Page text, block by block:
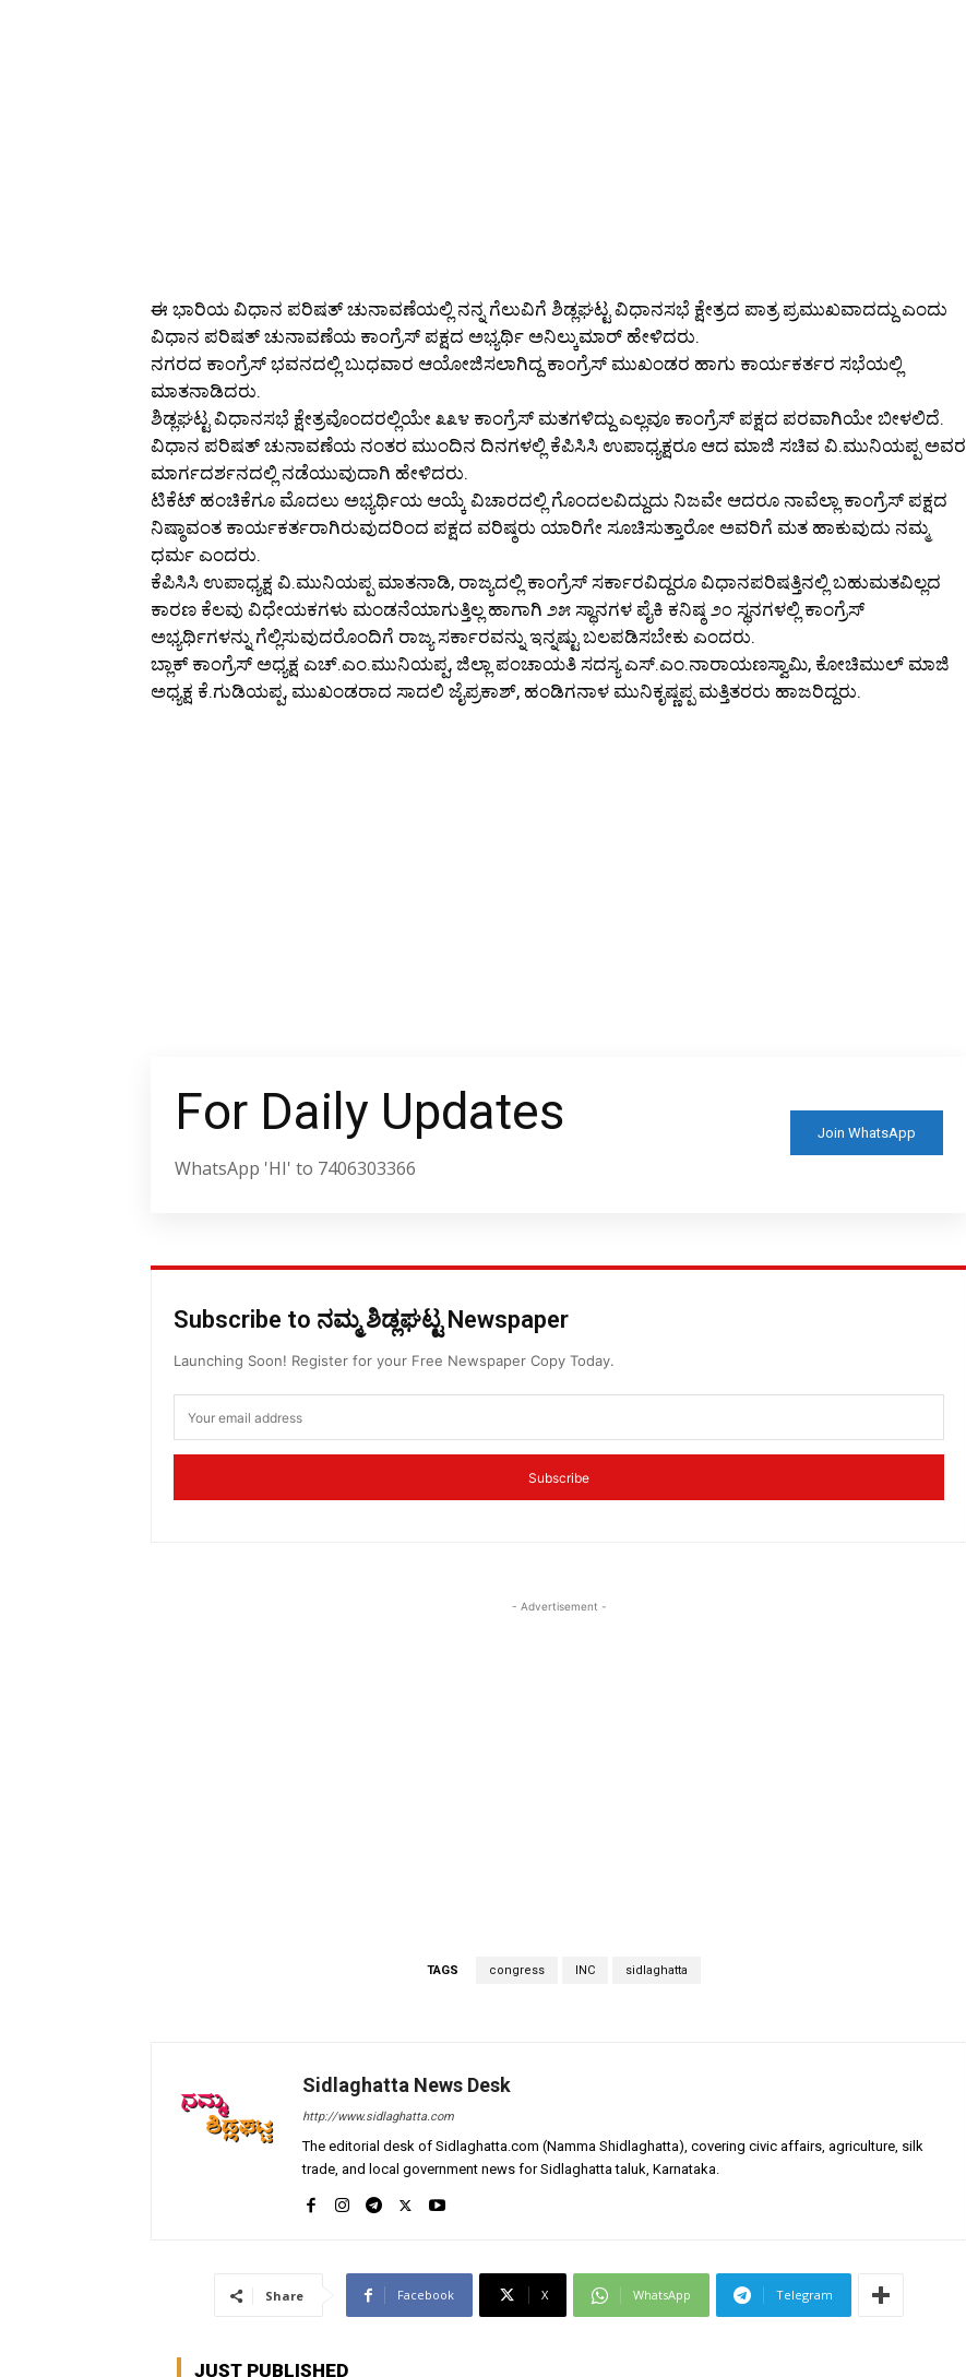
ಈ ಭಾರಿಯ ವಿಧಾನ ಪರಿಷತ್ ಚುನಾವಣೆಯಲ್ಲಿ ನನ್ನ ಗೆಲುವಿಗೆ ಶಿಡ್ಲಘಟ್ಟ ವಿಧಾನಸಭೆ ಕ್ಷೇತ್ರದ ಪಾತ್ರ ಪ್ರಮುಖವಾದದ್ದು ಎಂದು
ವಿಧಾನ ಪರಿಷತ್ ಚುನಾವಣೆಯ ಕಾಂಗ್ರೆಸ್ ಪಕ್ಷದ ಅಭ್ಯರ್ಥಿ ಅನಿಲ್ಕುಮಾರ್ ಹೇಳಿದರು.
ನಗರದ ಕಾಂಗ್ರೆಸ್ ಭವನದಲ್ಲಿ ಬುಧವಾರ ಆಯೋಜಿಸಲಾಗಿದ್ದ ಕಾಂಗ್ರೆಸ್ ಮುಖಂಡರ ಹಾಗು ಕಾರ್ಯಕರ್ತರ ಸಭೆಯಲ್ಲಿ
ಮಾತನಾಡಿದರು.
ಶಿಡ್ಲಘಟ್ಟ ವಿಧಾನಸಭೆ ಕ್ಷೇತ್ರವೊಂದರಲ್ಲಿಯೇ ೩೩೪ ಕಾಂಗ್ರೆಸ್ ಮತಗಳಿದ್ದು ಎಲ್ಲವೂ ಕಾಂಗ್ರೆಸ್ ಪಕ್ಷದ ಪರವಾಗಿಯೇ ಬೀಳಲಿದೆ.
ವಿಧಾನ ಪರಿಷತ್ ಚುನಾವಣೆಯ ನಂತರ ಮುಂದಿನ ದಿನಗಳಲ್ಲಿ ಕೆಪಿಸಿಸಿ ಉಪಾಧ್ಯಕ್ಷರೂ ಆದ ಮಾಜಿ ಸಚಿವ ವಿ.ಮುನಿಯಪ್ಪ ಅವರ
ಮಾರ್ಗದರ್ಶನದಲ್ಲಿ ನಡೆಯುವುದಾಗಿ ಹೇಳಿದರು.
ಟಿಕೆಟ್ ಹಂಚಿಕೆಗೂ ಮೊದಲು ಅಭ್ಯರ್ಥಿಯ ಆಯ್ಕೆ ವಿಚಾರದಲ್ಲಿ ಗೊಂದಲವಿದ್ದುದು ನಿಜವೇ ಆದರೂ ನಾವೆಲ್ಲಾ ಕಾಂಗ್ರೆಸ್ ಪಕ್ಷದ
ನಿಷ್ಠಾವಂತ ಕಾರ್ಯಕರ್ತರಾಗಿರುವುದರಿಂದ ಪಕ್ಷದ ವರಿಷ್ಠರು ಯಾರಿಗೇ ಸೂಚಿಸುತ್ತಾರೋ ಅವರಿಗೆ ಮತ ಹಾಕುವುದು ನಮ್ಮ
ಧರ್ಮ ಎಂದರು.
ಕೆಪಿಸಿಸಿ ಉಪಾಧ್ಯಕ್ಷ ವಿ.ಮುನಿಯಪ್ಪ ಮಾತನಾಡಿ, ರಾಜ್ಯದಲ್ಲಿ ಕಾಂಗ್ರೆಸ್ ಸರ್ಕಾರವಿದ್ದರೂ ವಿಧಾನಪರಿಷತ್ತಿನಲ್ಲಿ ಬಹುಮತವಿಲ್ಲದ
ಕಾರಣ ಕೆಲವು ವಿಧೇಯಕಗಳು ಮಂಡನೆಯಾಗುತ್ತಿಲ್ಲ ಹಾಗಾಗಿ ೨೫ ಸ್ಥಾನಗಳ ಪೈಕಿ ಕನಿಷ್ಠ ೨೦ ಸ್ಥನಗಳಲ್ಲಿ ಕಾಂಗ್ರೆಸ್
ಅಭ್ಯರ್ಥಿಗಳನ್ನು ಗೆಲ್ಲಿಸುವುದರೊಂದಿಗೆ ರಾಜ್ಯ ಸರ್ಕಾರವನ್ನು ಇನ್ನಷ್ಟು ಬಲಪಡಿಸಬೇಕು ಎಂದರು.
ಬ್ಲಾಕ್ ಕಾಂಗ್ರೆಸ್ ಅಧ್ಯಕ್ಷ ಎಚ್.ಎಂ.ಮುನಿಯಪ್ಪ, ಜಿಲ್ಲಾ ಪಂಚಾಯತಿ ಸದಸ್ಯ ಎಸ್.ಎಂ.ನಾರಾಯಣಸ್ವಾಮಿ, ಕೋಚಿಮುಲ್ ಮಾಜಿ
ಅಧ್ಯಕ್ಷ ಕೆ.ಗುಡಿಯಪ್ಪ, ಮುಖಂಡರಾದ ಸಾದಲಿ ಜೈಪ್ರಕಾಶ್, ಹಂಡಿಗನಾಳ ಮುನಿಕೃಷ್ಣಪ್ಪ ಮತ್ತಿತರರು ಹಾಜರಿದ್ದರು.
For Daily Updates
WhatsApp 'HI' to 7406303366
Join WhatsApp
Subscribe to ನಮ್ಮ ಶಿಡ್ಲಘಟ್ಟ Newspaper
Launching Soon! Register for your Free Newspaper Copy Today.
Subscribe
- Advertisement -
TAGS congress INC sidlaghatta
Sidlaghatta News Desk
http://www.sidlaghatta.com
The editorial desk of Sidlaghatta.com (Namma Shidlaghatta), covering civic affairs, agriculture, silk
trade, and local government news for Sidlaghatta taluk, Karnataka.
Share Facebook X WhatsApp Telegram
JUST PUBLISHED